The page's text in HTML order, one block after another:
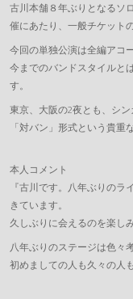
古川本舗８年ぶりとなるソ
催にあたり、一般チケット
今回の単独公演は全編アコ
今までのバンドスタイルと
す。
東京、大阪の2夜とも、シ
「対バン」形式という貴重
本人コメント
『古川です。八年ぶりの
きています。
久しぶりに会えるのを楽し
八年ぶりのステージは色々
初めましての人も久々の人